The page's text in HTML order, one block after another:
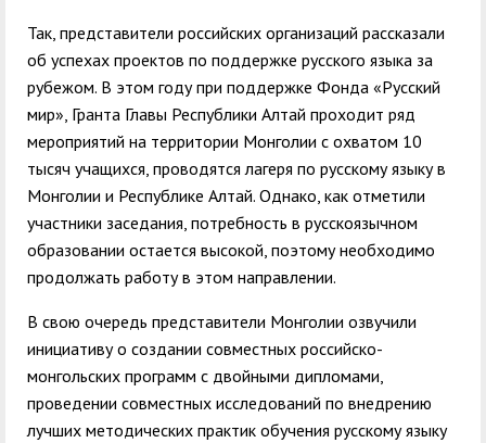
Так, представители российских организаций рассказали
об успехах проектов по поддержке русского языка за
рубежом. В этом году при поддержке Фонда «Русский
мир», Гранта Главы Республики Алтай проходит ряд
мероприятий на территории Монголии с охватом 10
тысяч учащихся, проводятся лагеря по русскому языку в
Монголии и Республике Алтай. Однако, как отметили
участники заседания, потребность в русскоязычном
образовании остается высокой, поэтому необходимо
продолжать работу в этом направлении.
В свою очередь представители Монголии озвучили
инициативу о создании совместных российско-
монгольских программ с двойными дипломами,
проведении совместных исследований по внедрению
лучших методических практик обучения русскому языку